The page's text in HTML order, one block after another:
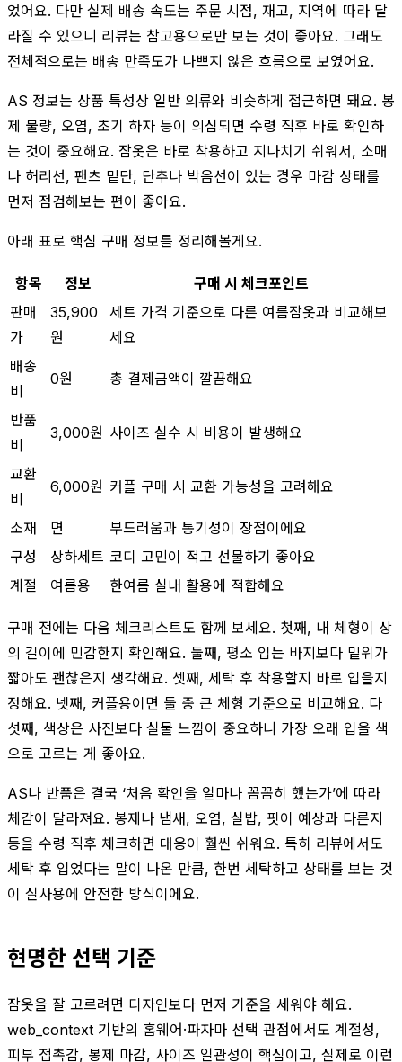
었어요. 다만 실제 배송 속도는 주문 시점, 재고, 지역에 따라 달
라질 수 있으니 리뷰는 참고용으로만 보는 것이 좋아요. 그래도
전체적으로는 배송 만족도가 나쁘지 않은 흐름으로 보였어요.
AS 정보는 상품 특성상 일반 의류와 비슷하게 접근하면 돼요. 봉
제 불량, 오염, 초기 하자 등이 의심되면 수령 직후 바로 확인하
는 것이 중요해요. 잠옷은 바로 착용하고 지나치기 쉬워서, 소매
나 허리선, 팬츠 밑단, 단추나 박음선이 있는 경우 마감 상태를
먼저 점검해보는 편이 좋아요.
아래 표로 핵심 구매 정보를 정리해볼게요.
항목 정보
구매 시 체크포인트
판매
가
35,900
원
세트 가격 기준으로 다른 여름잠옷과 비교해보
세요
배송
비
0원 총 결제금액이 깔끔해요
반품
비
3,000원 사이즈 실수 시 비용이 발생해요
교환
비
6,000원 커플 구매 시 교환 가능성을 고려해요
소재 면
부드러움과 통기성이 장점이에요
구성
상하세트 코디 고민이 적고 선물하기 좋아요
계절
여름용 한여름 실내 활용에 적합해요
구매 전에는 다음 체크리스트도 함께 보세요. 첫째, 내 체형이 상
의 길이에 민감한지 확인해요. 둘째, 평소 입는 바지보다 밑위가
짧아도 괜찮은지 생각해요. 셋째, 세탁 후 착용할지 바로 입을지
정해요. 넷째, 커플용이면 둘 중 큰 체형 기준으로 비교해요. 다
섯째, 색상은 사진보다 실물 느낌이 중요하니 가장 오래 입을 색
으로 고르는 게 좋아요.
AS나 반품은 결국 ‘처음 확인을 얼마나 꼼꼼히 했는가’에 따라
체감이 달라져요. 봉제나 냄새, 오염, 실밥, 핏이 예상과 다른지
등을 수령 직후 체크하면 대응이 훨씬 쉬워요. 특히 리뷰에서도
세탁 후 입었다는 말이 나온 만큼, 한번 세탁하고 상태를 보는 것
이 실사용에 안전한 방식이에요.
현명한 선택 기준
잠옷을 잘 고르려면 디자인보다 먼저 기준을 세워야 해요.
web_context 기반의 홈웨어·파자마 선택 관점에서도 계절성,
피부 접촉감, 봉제 마감, 사이즈 일관성이 핵심이고, 실제로 이런